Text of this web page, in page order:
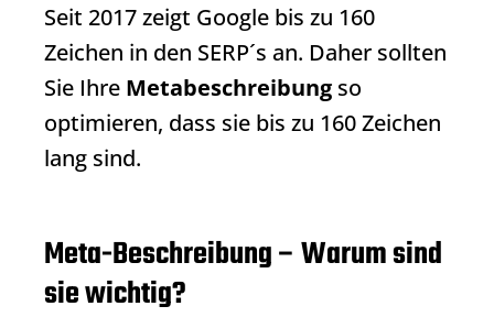
Seit 2017 zeigt Google bis zu 160
Zeichen in den SERP´s an. Daher sollten
Sie Ihre Metabeschreibung so
optimieren, dass sie bis zu 160 Zeichen
lang sind.
Meta-Beschreibung –Warum sind
sie wichtig?